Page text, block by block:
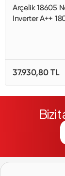
Arçelik 18605
Inverter A++
37.930,80 TL
Bizi